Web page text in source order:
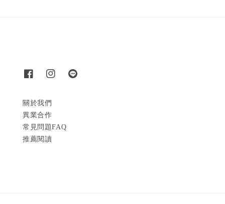
關於我們
異業合作
常見問題FAQ
推薦閱讀